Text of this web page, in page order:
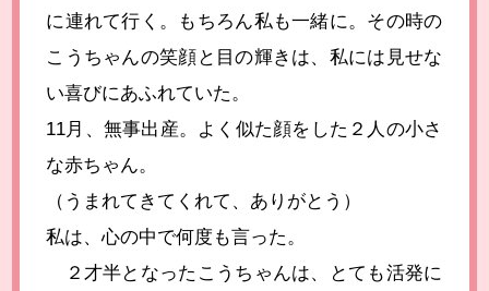
に連れて行く。もちろん私も一緒に。その時の
こうちゃんの笑顔と目の輝きは、私には見せな
い喜びにあふれていた。
11月、無事出産。よく似た顔をした２人の小さ
な赤ちゃん。
（うまれてきてくれて、ありがとう）
私は、心の中で何度も言った。
２才半となったこうちゃんは、とても活発に